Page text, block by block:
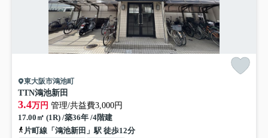
東大阪市鴻池町
TTN鴻池新田
3.4万円 管理/共益費3,000円
17.00㎡ (1R) /築36年 /4階建
片町線「鴻池新田」駅 徒歩12分